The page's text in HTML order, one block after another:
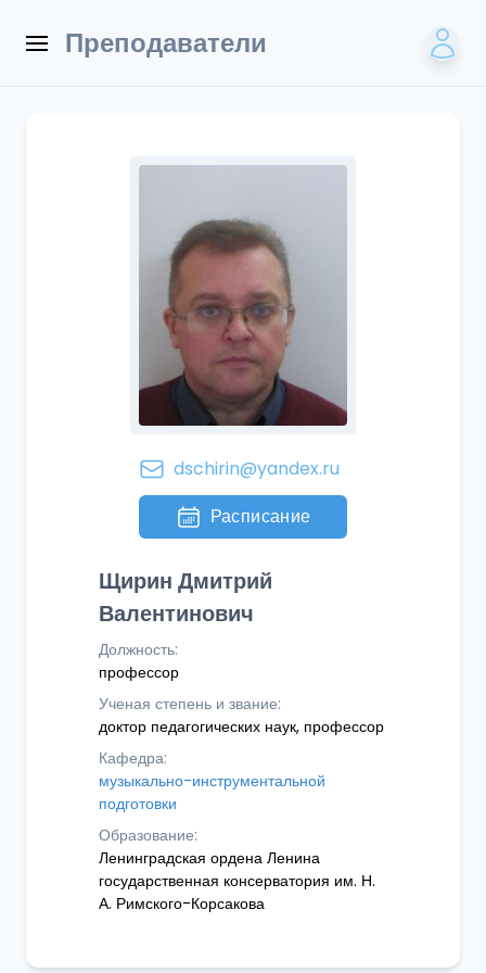
Преподаватели
dschirin@yandex.ru
Расписание
Щирин Дмитрий
Валентинович
Должность:
профессор
Ученая степень и звание:
доктор педагогических наук, профессор
Кафедра:
музыкально-инструментальной
подготовки
Образование:
Ленинградская ордена Ленина
государственная консерватория им. Н.
А. Римского-Корсакова